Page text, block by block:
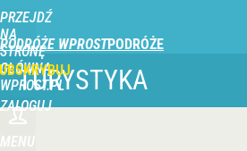
PRZEJDŹ
NA
STRONĘ
GŁÓWNĄ
WPROST.PL
PODRÓŻE WPROST
ZALOGUJ
MENU
TURYSTYKA